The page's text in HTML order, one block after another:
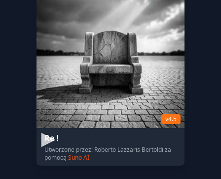
v4.5
Re !
Utworzone przez: Roberto Lazzaris Bertoldi za
pomocą Suno AI